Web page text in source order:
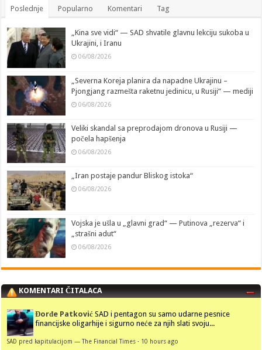
Poslednje Popularno Komentari Tag
„Kina sve vidi“ — SAD shvatile glavnu lekciju sukoba u
Ukrajini, i Iranu
06/08/2026
„Severna Koreja planira da napadne Ukrajinu –
Pjongjang razmešta raketnu jedinicu, u Rusiji“ — mediji
06/08/2026
Veliki skandal sa preprodajom dronova u Rusiji —
počela hapšenja
06/08/2026
„Iran postaje pandur Bliskog istoka“
06/08/2026
Vojska je ušla u „glavni grad“ — Putinova „rezerva“ i
„strašni adut“
06/08/2026
KOMENTARI ČITALACA
Đorđe Patković SAD i pentagon su samo udarne pesnice
financijske oligarhije i sigurno neće za njih slati svoju...
SAD pred kapitulacijom — The Financial Times · 10 hours ago